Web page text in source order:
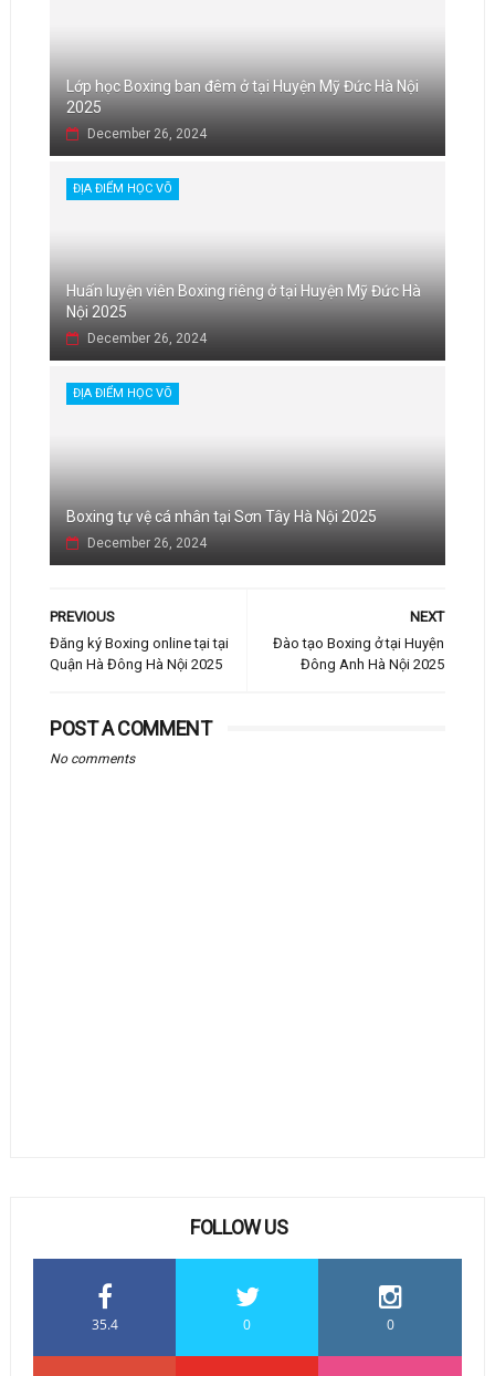
Lớp học Boxing ban đêm ở tại Huyện Mỹ Đức Hà Nội
2025
December 26, 2024
ĐỊA ĐIỂM HỌC VÕ
Huấn luyện viên Boxing riêng ở tại Huyện Mỹ Đức Hà
Nội 2025
December 26, 2024
ĐỊA ĐIỂM HỌC VÕ
Boxing tự vệ cá nhân tại Sơn Tây Hà Nội 2025
December 26, 2024
NEXT
Đào tạo Boxing ở tại Huyện
Đông Anh Hà Nội 2025
PREVIOUS
Đăng ký Boxing online tại tại
Quận Hà Đông Hà Nội 2025
POST A COMMENT
No comments
FOLLOW US
35.4 0 0